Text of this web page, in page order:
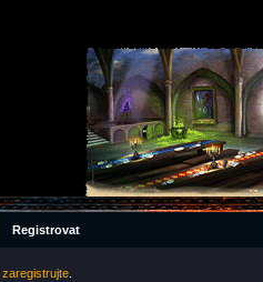
Registrovat
zaregistrujte